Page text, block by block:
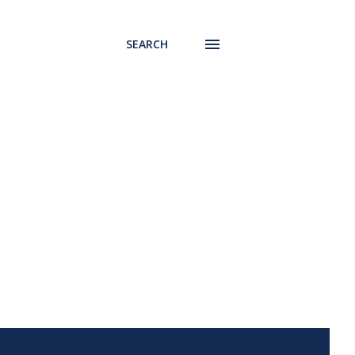
SEARCH